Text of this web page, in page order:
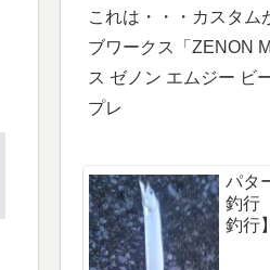
これは・・・カスタム
ブワークス「ZENON
ス ゼノン エムジー ビ
プレ
パタ
釣行
釣行】